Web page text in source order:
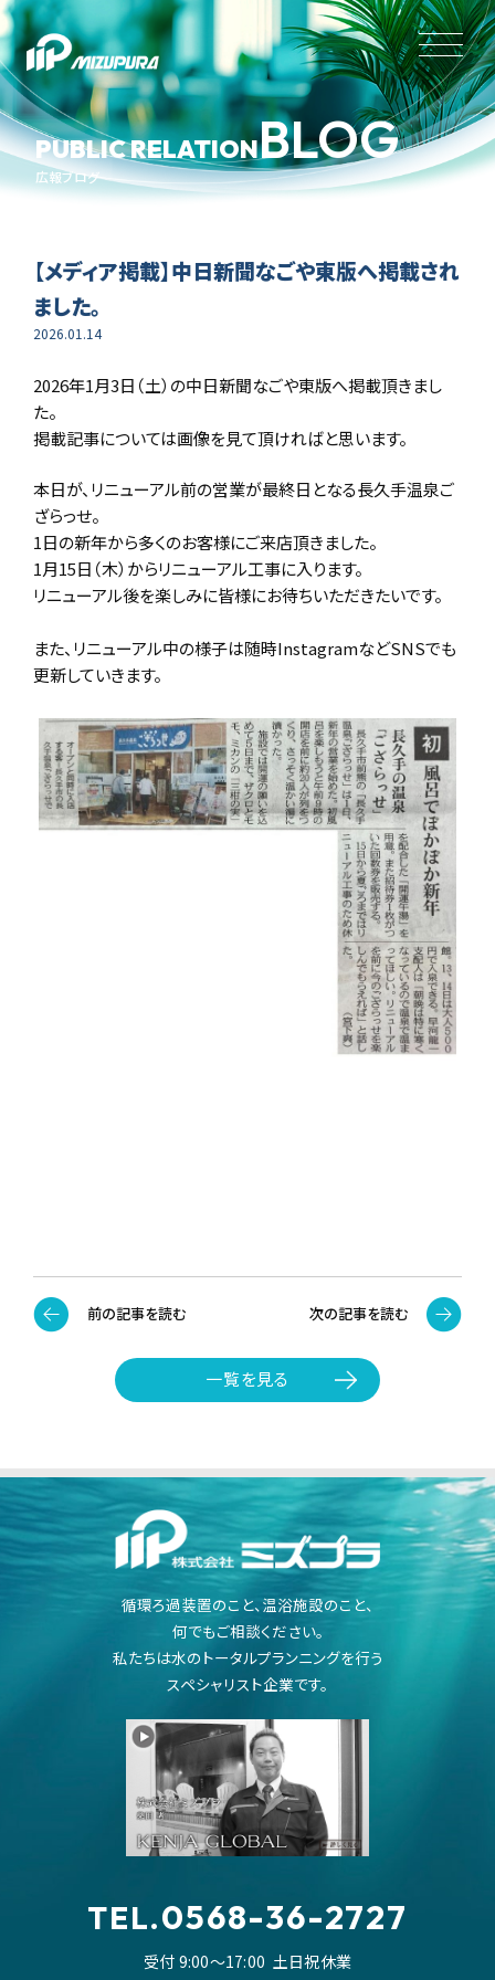
PUBLIC RELATIONBLOG
広報ブログ
【メディア掲載】中日新聞なごや東版へ掲載され
ました。
2026.01.14
2026年1月3日（土）の中日新聞なごや東版へ掲載頂きまし
た。
掲載記事については画像を見て頂ければと思います。
本日が、リニューアル前の営業が最終日となる長久手温泉ご
ざらっせ。
1日の新年から多くのお客様にご来店頂きました。
1月15日（木）からリニューアル工事に入ります。
リニューアル後を楽しみに皆様にお待ちいただきたいです。
また、リニューアル中の様子は随時InstagramなどSNSでも
更新していきます。
前の記事を読む
一覧を見る
次の記事を読む
循環ろ過装置のこと、温浴施設のこと、
何でもご相談ください。
私たちは水のトータルプランニングを行う
スペシャリスト企業です。
TEL.0568-36-2727
受付 9:00～17:00 土日祝休業